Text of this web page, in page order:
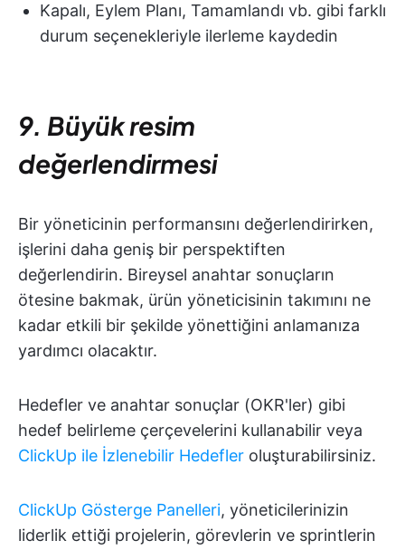
Kapalı, Eylem Planı, Tamamlandı vb. gibi farklı
durum seçenekleriyle ilerleme kaydedin
9. Büyük resim
değerlendirmesi
Bir yöneticinin performansını değerlendirirken,
işlerini daha geniş bir perspektiften
değerlendirin. Bireysel anahtar sonuçların
ötesine bakmak, ürün yöneticisinin takımını ne
kadar etkili bir şekilde yönettiğini anlamanıza
yardımcı olacaktır.
Hedefler ve anahtar sonuçlar (OKR'ler) gibi
hedef belirleme çerçevelerini kullanabilir veya
ClickUp ile İzlenebilir Hedefler oluşturabilirsiniz.
ClickUp Gösterge Panelleri, yöneticilerinizin
liderlik ettiği projelerin, görevlerin ve sprintlerin